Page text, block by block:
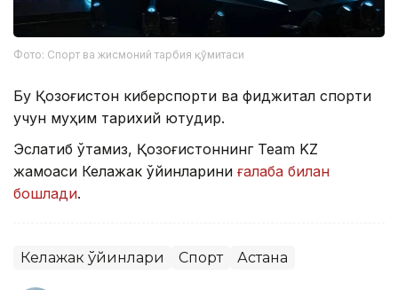
Фото: Спорт ва жисмоний тарбия қўмитаси
Бу Қозоғистон киберспорти ва фиджитал спорти
учун муҳим тарихий ютуқдир.
Эслатиб ўтамиз, Қозоғистоннинг Team KZ
жамоаси Келажак ўйинларини ғалаба билан
бошлади.
Келажак ўйинлари Спорт Астана